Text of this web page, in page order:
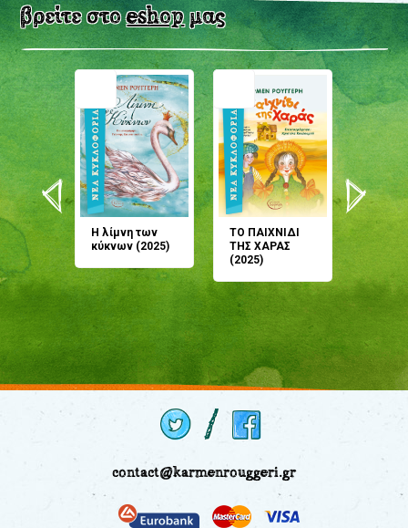
βρείτε στοeshopμας
Η λίμνη των
κύκνων (2025)
ΤΟ ΠΑΙΧΝΙΔΙ
ΤΗΣ ΧΑΡΑΣ
(2025)
μου;
(2024)
contact@karmenrouggeri.gr